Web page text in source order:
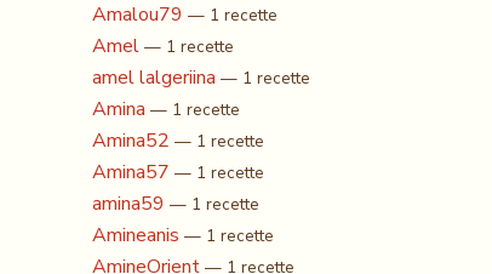
Amalou79 — 1 recette
Amel — 1 recette
amel lalgeriina — 1 recette
Amina — 1 recette
Amina52 — 1 recette
Amina57 — 1 recette
amina59 — 1 recette
Amineanis — 1 recette
AmineOrient — 1 recette